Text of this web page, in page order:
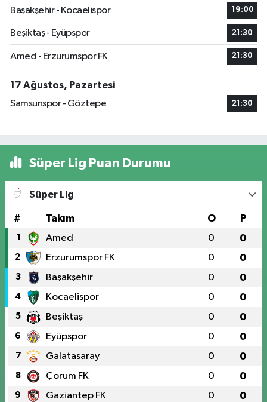
Başakşehir - Kocaelispor
19:00
Beşiktaş - Eyüpspor 21:30
Amed - Erzurumspor FK 21:30
17 Ağustos, Pazartesi
Samsunspor - Göztepe
21:30
Süper Lig Puan Durumu
Süper Lig
# Takım O P
1 Amed 0 0
2 Erzurumspor FK 0 0
3 Başakşehir 0 0
4 Kocaelispor 0 0
5 Beşiktaş 0 0
6 Eyüpspor 0 0
7 Galatasaray 0 0
8 Çorum FK 0 0
9 Gaziantep FK 0 0